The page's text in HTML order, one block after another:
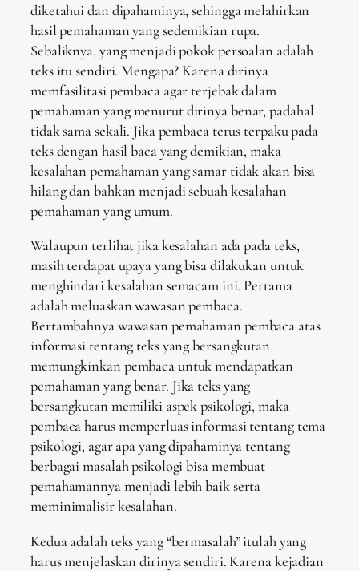
diketahui dan dipahaminya, sehingga melahirkan
hasil pemahaman yang sedemikian rupa.
Sebaliknya, yang menjadi pokok persoalan adalah
teks itu sendiri. Mengapa? Karena dirinya
memfasilitasi pembaca agar terjebak dalam
pemahaman yang menurut dirinya benar, padahal
tidak sama sekali. Jika pembaca terus terpaku pada
teks dengan hasil baca yang demikian, maka
kesalahan pemahaman yang samar tidak akan bisa
hilang dan bahkan menjadi sebuah kesalahan
pemahaman yang umum.
Walaupun terlihat jika kesalahan ada pada teks,
masih terdapat upaya yang bisa dilakukan untuk
menghindari kesalahan semacam ini. Pertama
adalah meluaskan wawasan pembaca.
Bertambahnya wawasan pemahaman pembaca atas
informasi tentang teks yang bersangkutan
memungkinkan pembaca untuk mendapatkan
pemahaman yang benar. Jika teks yang
bersangkutan memiliki aspek psikologi, maka
pembaca harus memperluas informasi tentang tema
psikologi, agar apa yang dipahaminya tentang
berbagai masalah psikologi bisa membuat
pemahamannya menjadi lebih baik serta
meminimalisir kesalahan.
Kedua adalah teks yang “bermasalah” itulah yang
harus menjelaskan dirinya sendiri. Karena kejadian